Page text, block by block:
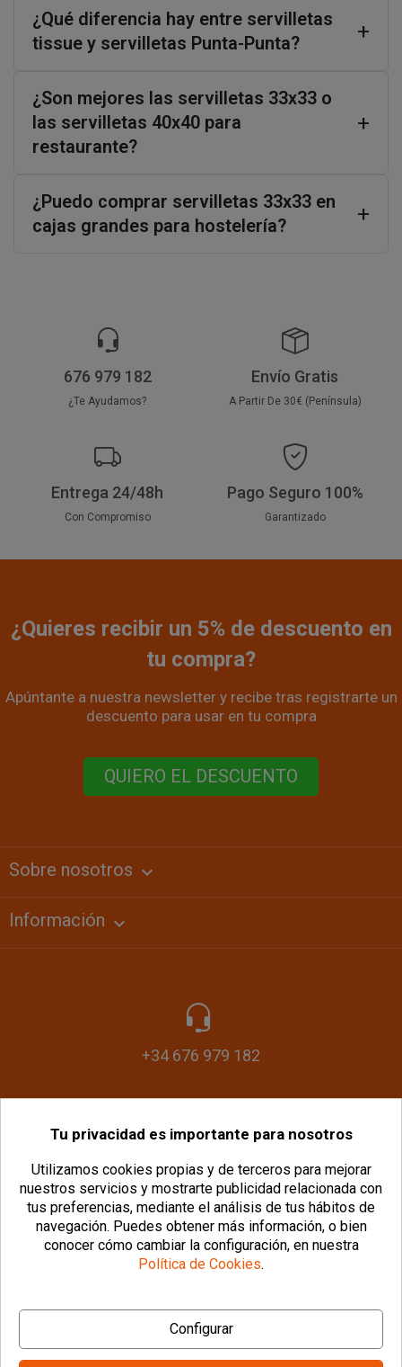
¿Qué diferencia hay entre servilletas
tissue y servilletas Punta-Punta?
¿Son mejores las servilletas 33x33 o
las servilletas 40x40 para
restaurante?
¿Puedo comprar servilletas 33x33 en
cajas grandes para hostelería?
676 979 182
¿Te Ayudamos?
Envío Gratis
A Partir De 30€ (Península)
Entrega 24/48h
Con Compromiso
Pago Seguro 100%
Garantizado
¿Quieres recibir un 5% de descuento en
tu compra?
Apúntante a nuestra newsletter y recibe tras registrarte un
descuento para usar en tu compra
QUIERO EL DESCUENTO
Sobre nosotros keyboard_arrow_down
Información 
+34 676 979 182
info@plasticomania.com
© Copyright 2026 PlásticoManía® |
Política de Privacidad| Política de Cookies| Configurar Cookies
Tu privacidad es importante para nosotros
Utilizamos cookies propias y de terceros para mejorar
nuestros servicios y mostrarte publicidad relacionada con
tus preferencias, mediante el análisis de tus hábitos de
navegación. Puedes obtener más información, o bien
conocer cómo cambiar la configuración, en nuestra
Política de Cookies.
Configurar